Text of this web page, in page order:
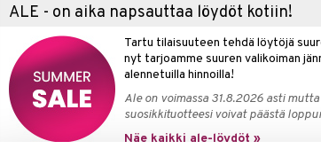
ALE - on aika napsauttaa löydöt kotiin!
Tartu tilaisuuteen tehdä löytöjä
nyt tarjoamme suuren valikoiman
alennetuilla hinnoilla!
Ale on voimassa 31.8.2026 asti
suosikkituotteesi voivat päästä
Näe kaikki ale-löydöt »